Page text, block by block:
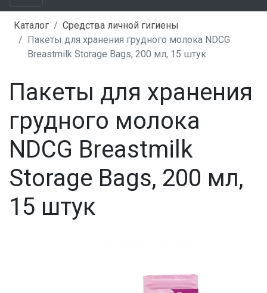
Каталог
Средства личной гигиены
Пакеты для хранения грудного молока NDCG
Breastmilk Storage Bags, 200 мл, 15 штук
Пакеты для хранения
грудного молока
NDCG Breastmilk
Storage Bags, 200 мл,
15 штук